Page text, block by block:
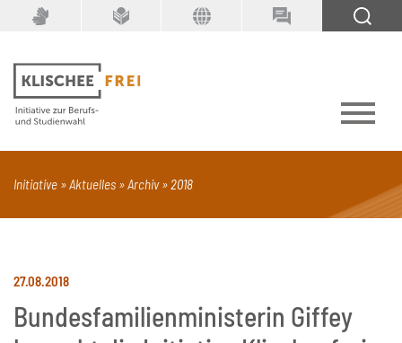
Suchbegriff
PDF Seite mit Video Alle Dokumenttypen
Initiative Aktuelles Archiv 2018
27.08.2018
Bundesfamilienministerin Giffey